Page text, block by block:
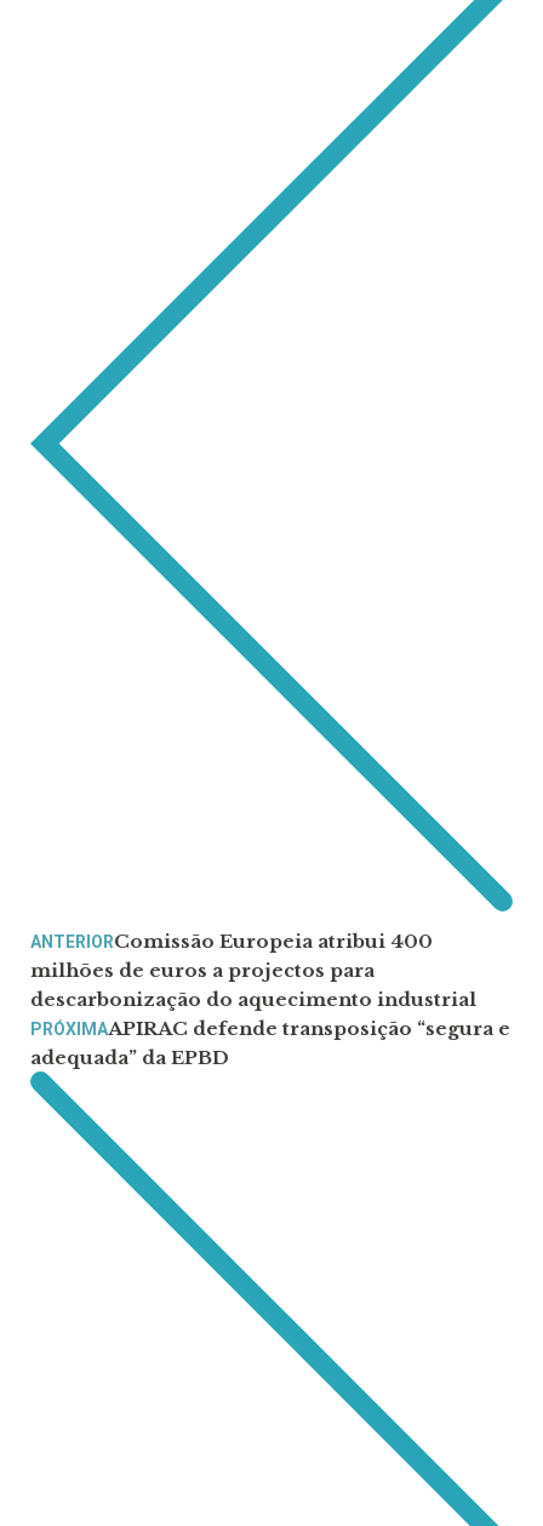
ANTERIORComissão Europeia atribui 400
milhões de euros a projectos para
descarbonização do aquecimento industrial
PRÓXIMAAPIRAC defende transposição “segura e
adequada” da EPBD